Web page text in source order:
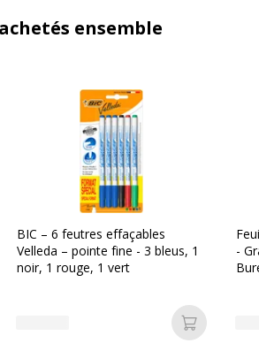
ensemble
au panier
BIC – 6 feutres effaçables
Velleda – pointe fine - 3 bleus, 1
noir, 1 rouge, 1 vert
Ajouter
-